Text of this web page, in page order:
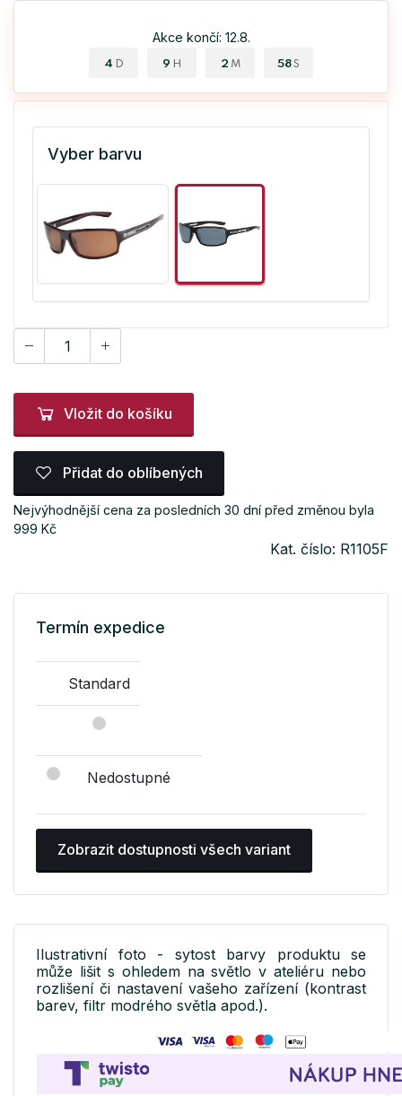
Akce končí: 12.8.
4 D 9 H 2 M 57 S
Vyber barvu
Vložit do košíku
Přidat do oblíbených
Nejvýhodnější cena za posledních 30 dní před změnou byla
999 Kč
Kat. číslo: R1105F
Termín expedice
Standard
Nedostupné
Zobrazit dostupnosti všech variant
Ilustrativní foto - sytost barvy produktu se
může lišit s ohledem na světlo v ateliéru nebo
rozlišení či nastavení vašeho zařízení (kontrast
barev, filtr modrého světla apod.).